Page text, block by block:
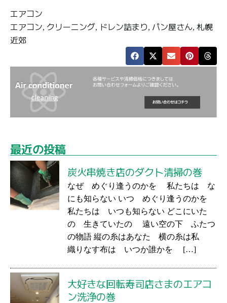
エアコン
エアコン, クリーニング, ドレン詰まり, パン屋さん, 札幌
近郊
最近の投稿
炭火串焼き店のダクト清掃の巻
なぜ めぐり逢うのかを 私たちは な
にも知らない いつ めぐり逢うのかを
私たちは いつも知らない どこにいた
の 生きていたの 遠い空の下 ふたつ
の物語 縦の糸はあなた 横の糸は私
織りなす布は いつか誰かを […]
大好きな回転寿司店さまのエアコ
ン洗浄の巻